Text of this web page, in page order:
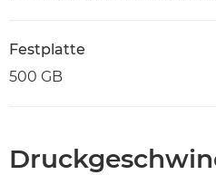
Festplatte
500 GB